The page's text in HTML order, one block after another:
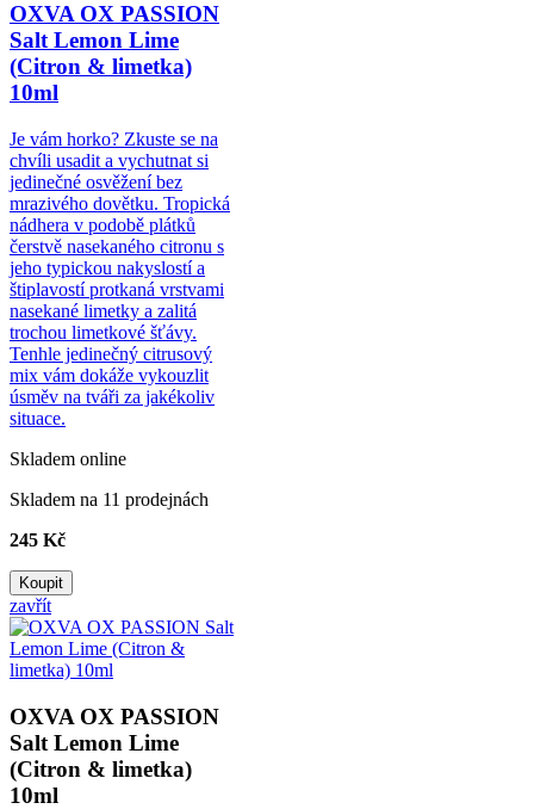
OXVA OX PASSION
Salt Lemon Lime
(Citron & limetka)
10ml
Je vám horko? Zkuste se na
chvíli usadit a vychutnat si
jedinečné osvěžení bez
mrazivého dovětku. Tropická
nádhera v podobě plátků
čerstvě nasekaného citronu s
jeho typickou nakyslostí a
štiplavostí protkaná vrstvami
nasekané limetky a zalitá
trochou limetkové šťávy.
Tenhle jedinečný citrusový
mix vám dokáže vykouzlit
úsměv na tváři za jakékoliv
situace.
Skladem online
Skladem na 11 prodejnách
245 Kč
Koupit
zavřít
OXVA OX PASSION
Salt Lemon Lime
(Citron & limetka)
10ml